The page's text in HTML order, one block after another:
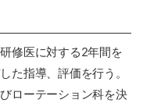
修医に対する2年間を
た指導、評価を行う。
ローテーション科を決